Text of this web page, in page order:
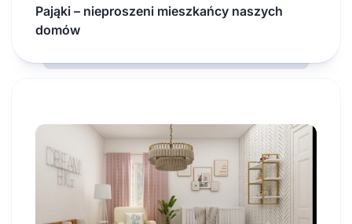
Pająki – nieproszeni mieszkańcy naszych
domów